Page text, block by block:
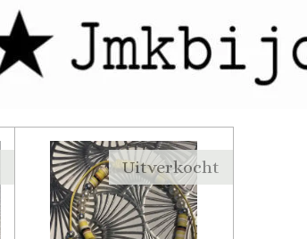
Uitverkocht